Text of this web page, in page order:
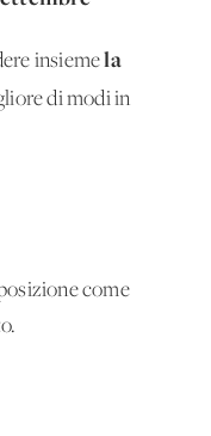
insiemela
di modi in
come